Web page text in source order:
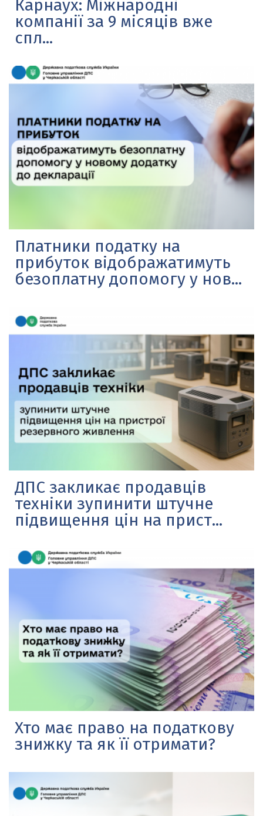
Карнаух: Міжнародні
компанії за 9 місяців вже
спл...
Платники податку на
прибуток відображатимуть
безоплатну допомогу у нов...
ДПС закликає продавців
техніки зупинити штучне
підвищення цін на прист...
Хто має право на податкову
знижку та як її отримати?